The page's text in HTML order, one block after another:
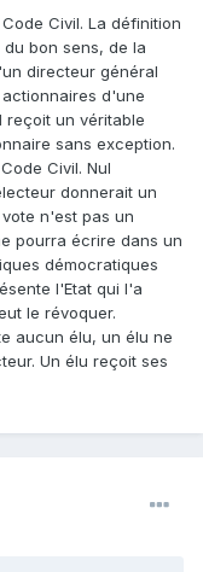
Civil. La définition
bon sens, de la
directeur général
d'une
reçoit un véritable
sans exception.
Civil. Nul
donnerait un
n'est pas un
pourra écrire dans un
démocratiques
l'Etat qui l'a
le révoquer.
aucun élu, un élu ne
Un élu reçoit ses